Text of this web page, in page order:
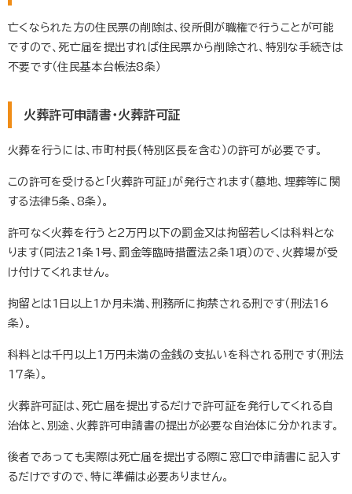
亡くなられた方の住民票の削除は、役所側が職権で行うことが可能
ですので、死亡届を提出すれば住民票から削除され、特別な手続きは
不要です（住民基本台帳法8条）
火葬許可申請書・火葬許可証
火葬を行うには、市町村長（特別区長を含む）の許可が必要です。
この許可を受けると「火葬許可証」が発行されます（墓地、埋葬等に関
する法律5条、8条）。
許可なく火葬を行うと2万円以下の罰金又は拘留若しくは科料とな
ります（同法21条1号、罰金等臨時措置法2条1項）ので、火葬場が受
け付けてくれません。
拘留とは1日以上1か月未満、刑務所に拘禁される刑です（刑法16
条）。
科料とは千円以上1万円未満の金銭の支払いを科される刑です（刑法
17条）。
火葬許可証は、死亡届を提出するだけで許可証を発行してくれる自
治体と、別途、火葬許可申請書の提出が必要な自治体に分かれます。
後者であっても実際は死亡届を提出する際に窓口で申請書に記入す
るだけですので、特に準備は必要ありません。